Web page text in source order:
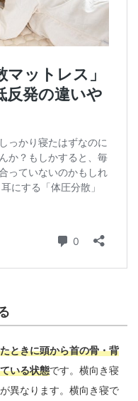
ときに頭から首の骨・背
いる状態です。横向き寝
異なります。横向き寝で